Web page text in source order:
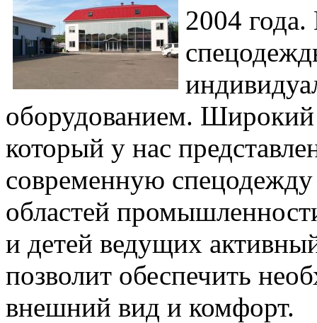
2004
оборудованием.
который у нас
современную
областей
и детей ведущих
позволит обеспечить
внешний вид и комфорт.